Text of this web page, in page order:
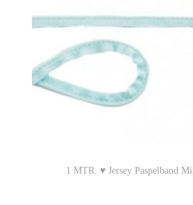
1 MTR. ♥ Jersey Paspelband